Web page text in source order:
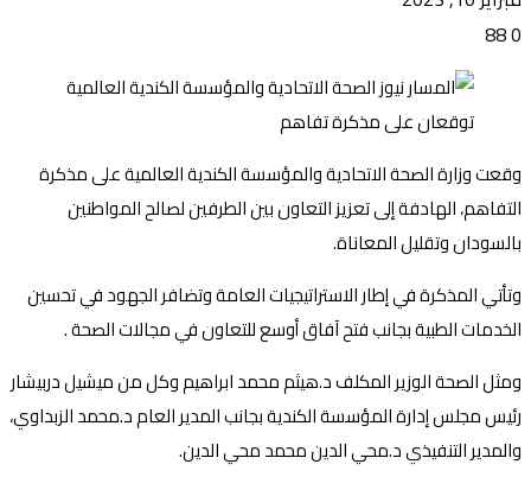
0
وقعت وزارة الصحة الاتحادية والمؤسسة الكندية العالمية على مذكرة
التفاهم، الهادفة إلى تعزيز التعاون بين الطرفين لصالح المواطنين
بالسودان وتقليل المعاناة.
وتأتي المذكرة في إطار الاستراتيجيات العامة وتضافر الجهود في تحسين
الخدمات الطبية بجانب فتح آفاق أوسع للتعاون في مجالات الصحة .
ومثل الصحة الوزير المكلف د.هيثم محمد ابراهيم وكل من ميشيل دربيشار
رئيس مجلس إدارة المؤسسة الكندية بجانب المدير العام د.محمد الزبداوي،
والمدير التنفيذي د.محي الدين محمد محي الدين.